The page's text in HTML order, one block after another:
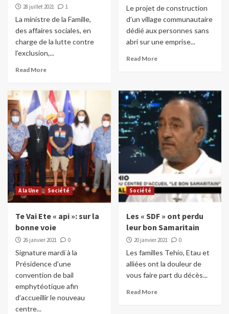
28 juillet 2021 1
La ministre de la Famille,
des affaires sociales, en
charge de la lutte contre
l’exclusion,...
Read More
Le projet de construction
d’un village communautaire
dédié aux personnes sans
abri sur une emprise...
Read More
A la Une Société
Te Vai Ete « api »: sur la
bonne voie
26 janvier 2021 0
Signature mardi à la
Présidence d’une
convention de bail
emphytéotique afin
d’accueillir le nouveau
centre...
Société
Les « SDF » ont perdu
leur bon Samaritain
20 janvier 2021 0
Les familles Tehio, Etau et
alliées ont la douleur de
vous faire part du décès...
Read More